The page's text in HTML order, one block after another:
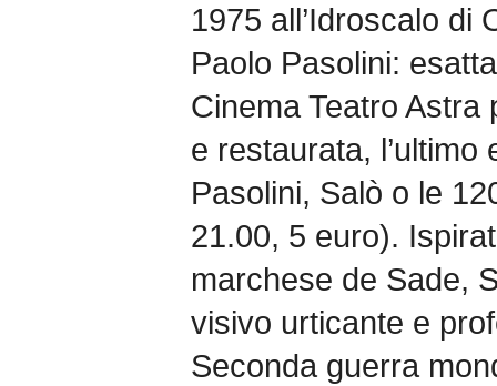
1975 all’Idroscalo di
Paolo Pasolini:
Cinema Teatro
e restaurata,
Pasolini, Salò o le
21.00, 5 euro).
marchese de Sade,
visivo urticante e
Seconda guerra